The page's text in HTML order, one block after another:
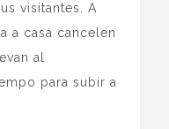
visitantes. A
a casa cancelen
al
para subir a